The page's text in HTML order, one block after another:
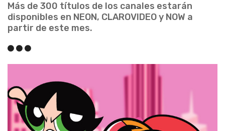
Más de 300 títulos de los canales estarán
disponibles en NEON, CLAROVIDEO y NOW a
partir de este mes.